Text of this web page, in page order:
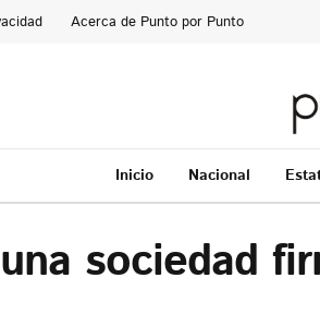
Acerca de Punto por Punto
Inicio Nacional
sociedad